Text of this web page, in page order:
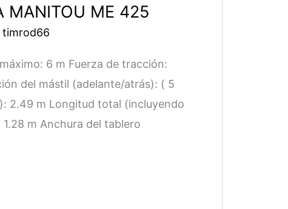
MANITOU ME 425
timrod66
6 m Fuerza de tracción:
del mástil (adelante/atrás): ( 5
2.49 m Longitud total (incluyendo
m Anchura del tablero